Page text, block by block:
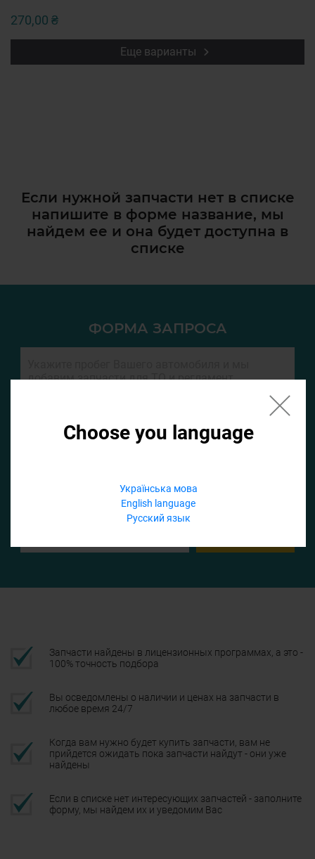
Choose you language
Українська мова
English language
Русский язык
270,00 ₴
Еще варианты
Если нужной запчасти нет в списке
напишите в форме название, мы
найдем ее и она будет доступна в
списке
ФОРМА ЗАПРОСА
Запчасти найдены в лицензионных программах, а это -
100% точность подбора
Вы осведомлены о наличии и ценах на запчасти в
любое время 24/7
Когда вам нужно будет купить запчасти, вам не
прийдется ожидать пока запчасти найдут - они уже
найдены
Если в списке нет интересующих запчастей - заполните
форму, мы найдем их и уведомим Вас